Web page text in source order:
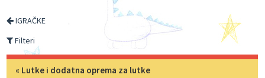
IGRAČKE
Filteri
« Lutke i dodatna oprema za lutke